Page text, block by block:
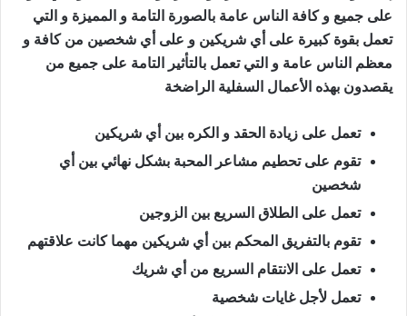
على جميع و كافة الناس عامة بالصورة التامة و المميزة و التي
تعمل بقوة كبيرة على أي شريكين و على أي شخصين من كافة و
معظم الناس عامة و التي تعمل بالتأثير التامة على جميع من
يقصدون بهذه الأعمال السفلية الراضخة
تعمل على زيادة الحقد و الكره بين أي شريكين
تقوم على تحطيم مشاعر المحبة بشكل نهائي بين أي
شخصين
تعمل على الطلاق السريع بين الزوجين
تقوم بالتفريق المحكم بين أي شريكين مهما كانت علاقتهم
تعمل على الانتقام السريع من أي شريك
تعمل لأجل غايات شخصية